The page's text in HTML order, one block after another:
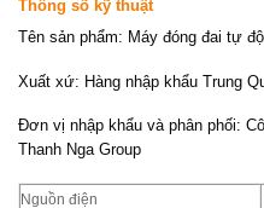
Thông số kỹ thuật
Tên sản phẩm: Máy đóng đai tự
Xuất xứ: Hàng nhập khẩu Trung
Đơn vị nhập khẩu và phân phối:
Thanh Nga Group
Nguồn điện